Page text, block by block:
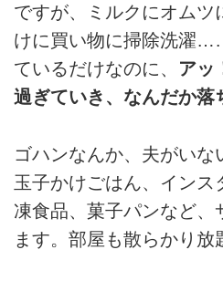
ですが、ミルクにオムツ
けに買い物に掃除洗濯
ているだけなのに、 アッ
過ぎていき、なんだか落
ゴハンなんか、夫がいな
玉子かけごはん、インス
凍食品、菓子パンなど、
ます。部屋も散らかり放